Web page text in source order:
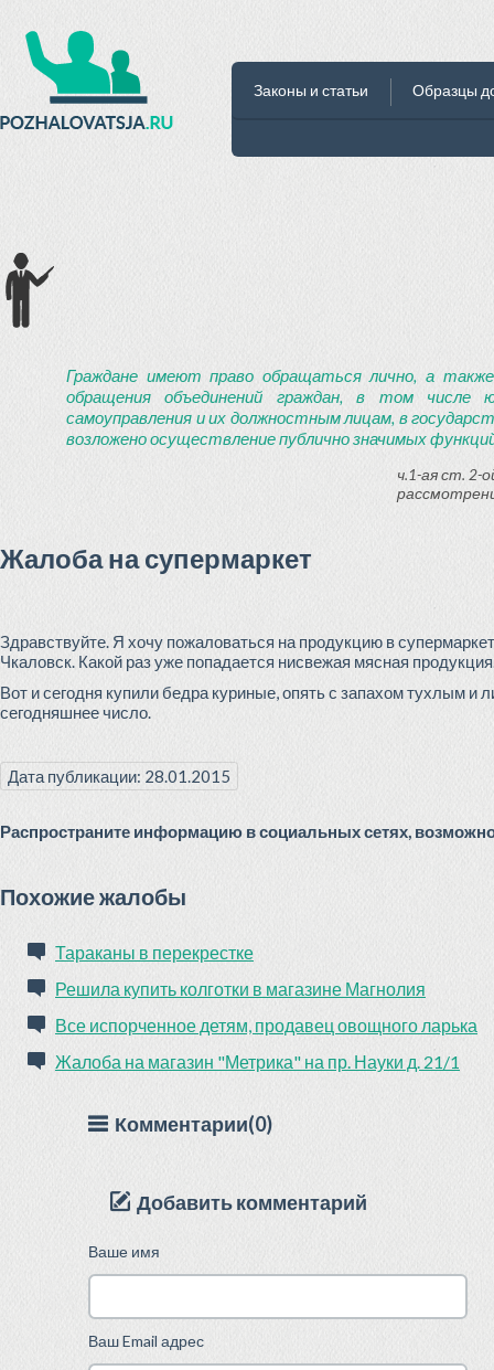
Законы и статьи Образцы
Граждане имеют право обращаться лично, а
обращения объединений граждан, в том числе
самоуправления и их должностным лицам, в
возложено осуществление публично значимых
ч.1-ая ст. 2-
Жалоба на супермаркет
Здравствуйте. Я хочу пожаловаться на продукцию в
Чкаловск. Какой раз уже попадается нисвежая мясная
Вот и сегодня купили бедра куриные, опять с запахом тухлым и
сегодняшнее число.
Дата публикации: 28.01.2015
Распространите информацию в социальных сетях,
Похожие жалобы
Тараканы в перекрестке
Решила купить колготки в магазине Магнолия
Все испорченное детям, продавец овощного ларька
Жалоба на магазин "Метрика" на пр. Науки д. 21/1
Комментарии(0)
Добавить комментарий
Ваше имя
Ваш Email адрес